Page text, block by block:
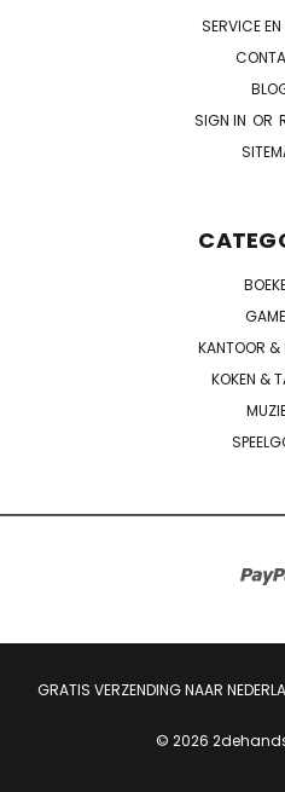
SERVICE
SIGN IN OR
KANTOOR &
KOKEN &
GRATIS VERZENDING NAAR
© 2026